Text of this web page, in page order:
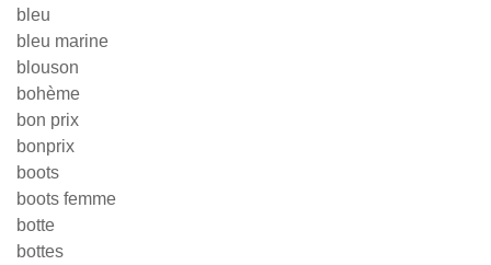
bleu
bleu marine
blouson
bohème
bon prix
bonprix
boots
boots femme
botte
bottes